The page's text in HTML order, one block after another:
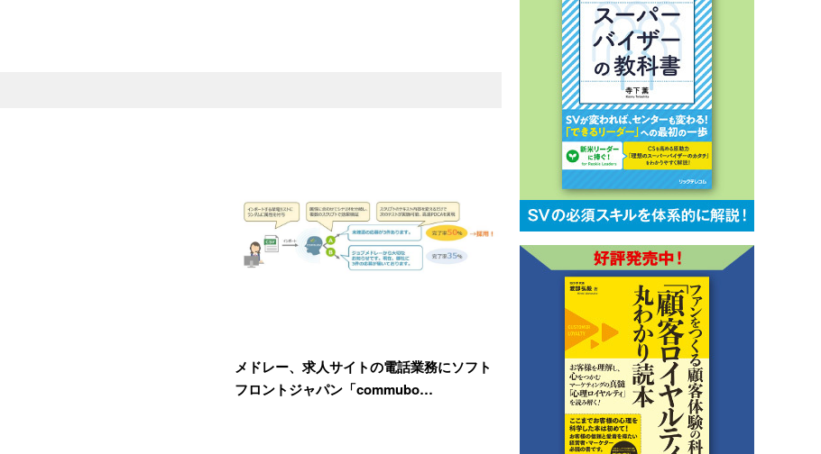
メドレー、求人サイトの電話業務にソフト
フロントジャパン「commubo…